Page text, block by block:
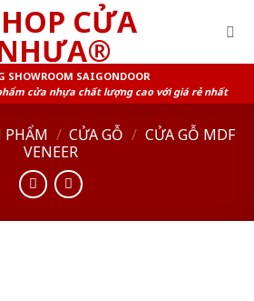
SHOWROOM SAIGONDOOR
cửa nhựa chất lượng cao với giá rẻ nhất
PHẨM / CỬA GỖ / CỬA GỖ MDF
VENEER